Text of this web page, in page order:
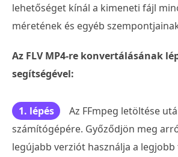
lehetőséget kínál a kimeneti fájl
méretének és egyéb
Az FLV MP4-re konvertálásának
segítségével:
1. lépés
Az FFmpeg letöltése
számítógépére. Győződjön meg
legújabb verziót használja a